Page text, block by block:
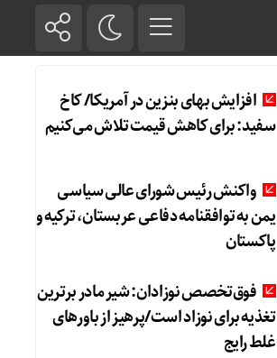
افزایش بهای بنزین در آمریکا/ کاخ
سفید: برای کاهش قیمت تلاش می‌کنیم
واکنش رئیس شورای عالی سیاسی
یمن به توافقنامه دفاعی عربستان، ترکیه و
پاکستان
فوق‌تخصص نوزادان: شیر مادر برترین
تغذیه برای نوزاد است/پرهیز از باورهای
غلط رایج